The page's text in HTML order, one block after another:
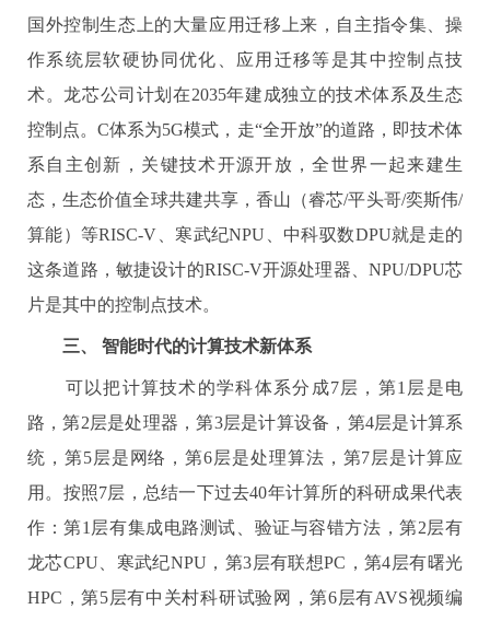
国外控制生态上的大量应用迁移上来，自主指令集、操
作系统层软硬协同优化、应用迁移等是其中控制点技
术。龙芯公司计划在2035年建成独立的技术体系及生态
控制点。C体系为5G模式，走“全开放”的道路，即技术体
系自主创新，关键技术开源开放，全世界一起来建生
态，生态价值全球共建共享，香山（睿芯/平头哥/奕斯伟/
算能）等RISC-V 、寒武纪NPU 、中科驭数DPU就是走的
这条道路，敏捷设计的RISC-V开源处理器、 NPU/DPU芯
片是其中的控制点技术。
三、 智能时代的计算技术新体系
可以把计算技术的学科体系分成7层，第1 层是电
路，第2层是处理器，第3层是计算设备，第4层是计算系
统，第5层是网络，第6层是处理算法，第7层是计算应
用。按照7层，总结一下过去40年计算所的科研成果代表
作：第1 层有集成电路测试、验证与容错方法，第2层有
龙芯CPU 、寒武纪NPU ，第3层有联想PC ，第4层有曙光
HPC ，第5层有中关村科研试验网，第6层有AVS视频编